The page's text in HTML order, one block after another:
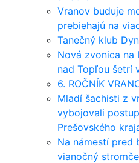
Vranov buduje
prebiehajú na
Tanečný klub
Nová zvonica na
nad Topľou šetrí
6. ROČNÍK
Mladí šachisti z
vybojovali
Prešovského
Na námestí pred
vianočný